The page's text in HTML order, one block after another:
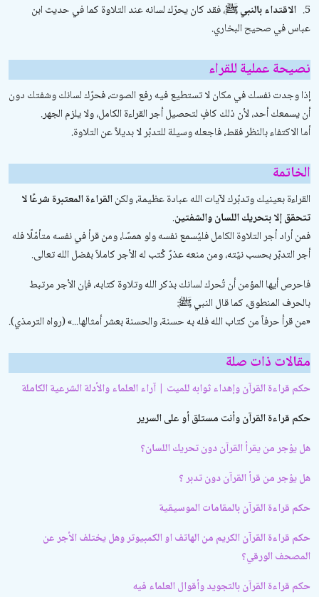
5. الاقتداء بالنبي ﷺ، فقد كان يحرّك لسانه عند التلاوة كما في حديث ابن
عباس فيصحيح البخاري.
نصيحة عملية للقراء
إذا وجدت نفسك في مكان لا تستطيع فيه رفع الصوت، فحرّك لسانك وشفتك دون
أن يسمعك أحد، لأن ذلك كافٍ لتحصيل أجر القراءة الكامل، ولا يلزم الجهر.
أما الاكتفاء بالنظر فقط، فاجعله وسيلة للتدبّر لا بديلاً عن التلاوة.
الخاتمة
القراءة بعينيك وتدبّرك لآيات الله عبادة عظيمة، ولكنالقراءة المعتبرة شرعًا لا
تتحقق إلا بتحريك اللسان والشفتين.
فمن أراد أجر التلاوة الكامل فليُسمع نفسه ولو همسًا، ومن قرأ في نفسه متأمّلًا فله
أجر التدبّر بحسب نيّته، ومن منعه عذرٌ كُتب له الأجر كاملاً بفضل الله تعالى.
فاحرص أيها المؤمن أن تُحرك لسانك بذكر الله وتلاوة كتابه، فإن الأجر مرتبط
بالحرف المنطوق، كما قال النبي ﷺ:
«من قرأ حرفاً من كتاب الله فله به حسنة، والحسنة بعشر أمثالها...» (رواه الترمذي).
مقالات ذات صلة
حكم قراءة القرآن وإهداء ثوابه للميت | آراء العلماء والأدلة الشرعية الكاملة
حكم قراءة القرآن وأنت مستلق أو على السرير
هل يؤجر من يقرأ القرآن دون تحريك اللسان؟
هل يؤجر من قرأ القرآن دون تدبر ؟
حكم قراءة القرآن بالمقامات الموسيقية
حكم قراءة القرآن الكريم من الهاتف او الكمبيوتر وهل يختلف الأجر عن
المصحف الورقي؟
حكم قراءة القرآن بالتجويد وأقوال العلماء فيه